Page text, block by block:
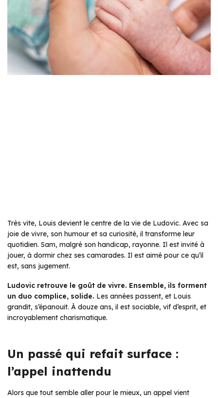
Très vite, Louis devient le centre de la vie de Ludovic. Avec sa
joie de vivre, son humour et sa curiosité, il transforme leur
quotidien. Sam, malgré son handicap, rayonne. Il est invité à
jouer, à dormir chez ses camarades. Il est aimé pour ce qu’il
est, sans jugement.
Ludovic retrouve le goût de vivre. Ensemble, ils forment
un duo complice, solide. Les années passent, et Louis
grandit, s’épanouit. À douze ans, il est sociable, vif d’esprit, et
incroyablement charismatique.
Un passé qui refait surface :
l’appel inattendu
Alors que tout semble aller pour le mieux, un appel vient